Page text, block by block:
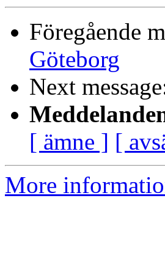
Föregående
Göteborg
Next
[ ämne ] [
More